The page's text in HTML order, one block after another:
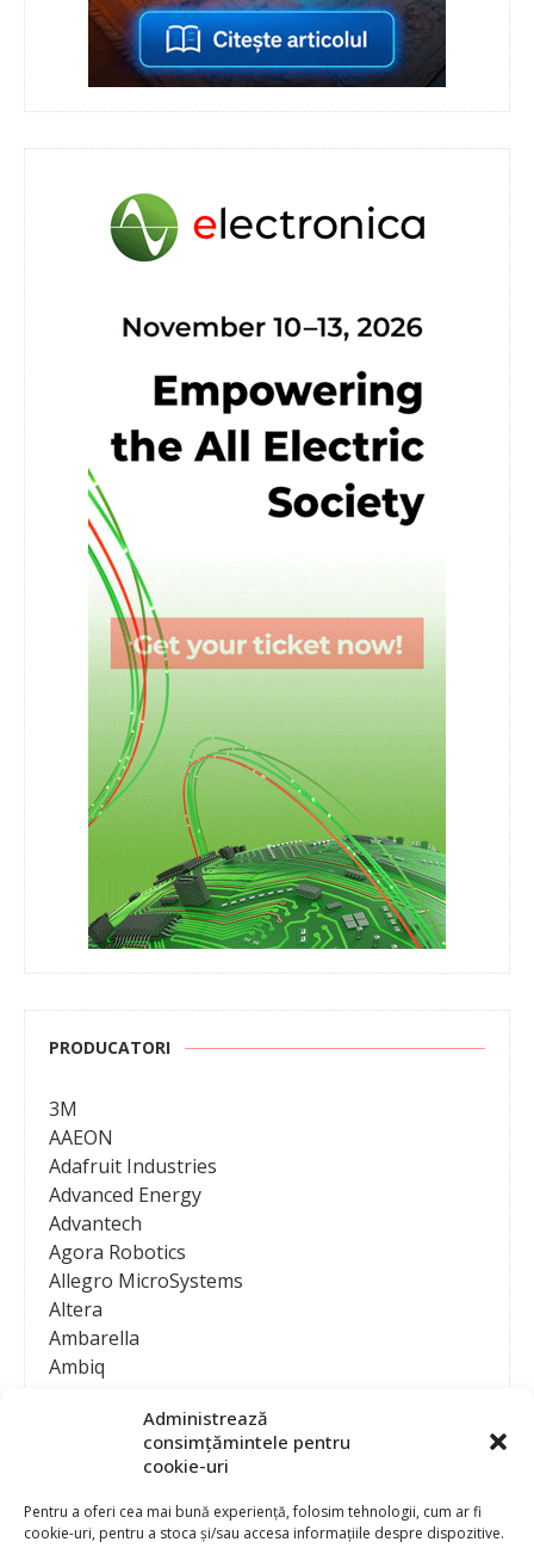
Administrează
consimțămintele pentru
cookie-uri
Pentru a oferi cea mai bună experiență, folosim tehnologii, cum ar fi
cookie-uri, pentru a stoca și/sau accesa informațiile despre dispozitive.
PRODUCATORI
3M
AAEON
Adafruit Industries
Advanced Energy
Advantech
Agora Robotics
Allegro MicroSystems
Altera
Ambarella
Ambiq
Analog Devices
Anritsu Corporation
Ansys
APS